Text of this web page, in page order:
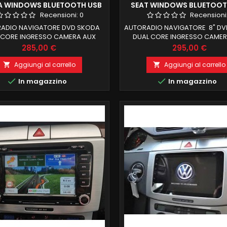
WINDOWS BLUETOOTH USB
CAMERARecensioni: 0
NAVIGATORE DVD SKODA
INGRESSO CAMERA AUX
SUB BLUETOOTH CON RUBRICA
LETTORE DVD DIVX CD MP3
CON MAPPE EUROPA
RDS COLLEGAMENTO WIFI
E ILLUMINAZIONE SPECIFICA
PAGAMENTO ALLA CONSEGNA
IN SEDE NESSUNA
Prezzo
285,00 €
 Aggiungi al carrello
 In magazzino
SEAT WINDOWS
CAMERA
AUTORADIO NAVIGATORE 8"
DUAL CORE INGRESSO
AMPLI SUB BLUETOOTH CON
TELEFONICA LETTORE DVD DIVX
MP4 NAVIGATORE CON MAPPE
RADIO RDS COLLEGAMENTO
SKODA E ILLUMINAZIONE
POSSIBILE PAGAMENTO ALLA
E INSTALLAZIONE IN SEDE
Prezzo
295,00 €
 Aggiungi al carrello
 In magazzino